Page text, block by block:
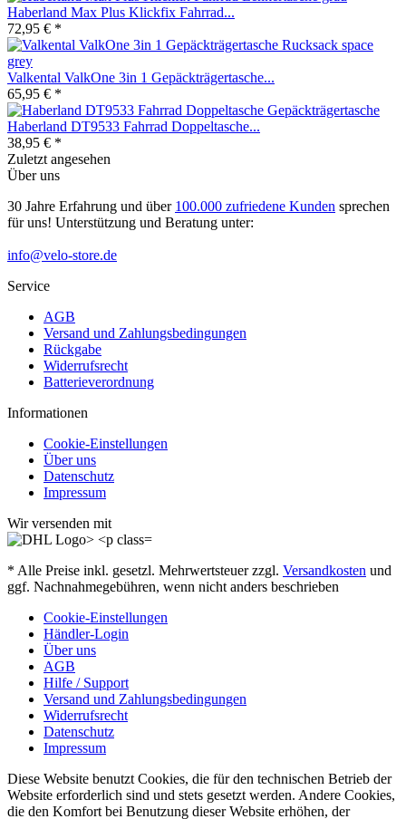
Haberland Max Plus Klickfix Fahrrad...
72,95 € *
Valkental ValkOne 3in 1 Gepäckträgertasche...
65,95 € *
Haberland DT9533 Fahrrad Doppeltasche...
38,95 € *
Zuletzt angesehen
Über uns
30 Jahre Erfahrung und über 100.000 zufriedene Kunden sprechen
für uns! Unterstützung und Beratung unter:
info@velo-store.de
Service
AGB
Versand und Zahlungsbedingungen
Rückgabe
Widerrufsrecht
Batterieverordnung
Informationen
Cookie-Einstellungen
Über uns
Datenschutz
Impressum
Wir versenden mit
* Alle Preise inkl. gesetzl. Mehrwertsteuer zzgl. Versandkosten und
ggf. Nachnahmegebühren, wenn nicht anders beschrieben
Cookie-Einstellungen
Händler-Login
Über uns
AGB
Hilfe / Support
Versand und Zahlungsbedingungen
Widerrufsrecht
Datenschutz
Impressum
Diese Website benutzt Cookies, die für den technischen Betrieb der
Website erforderlich sind und stets gesetzt werden. Andere Cookies,
die den Komfort bei Benutzung dieser Website erhöhen, der